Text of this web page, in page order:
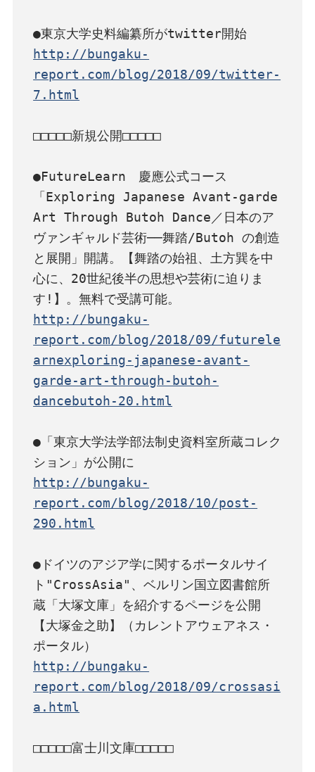
http://bungaku-
report.com/blog/2018/09/twitter-
7.html
□□□□□新規公開□□□□□
●FutureLearn　慶應公式コース
「Exploring Japanese Avant-garde
Art Through Butoh Dance／日本のア
ヴァンギャルド芸術──舞踏/Butoh の創造
と展開」開講。【舞踏の始祖、土方巽を中
心に、20世紀後半の思想や芸術に迫りま
http://bungaku-
report.com/blog/2018/09/futurele
arnexploring-japanese-avant-
garde-art-through-butoh-
dancebutoh-20.html
●「東京大学法学部法制史資料室所蔵コレク
http://bungaku-
report.com/blog/2018/10/post-
290.html
●ドイツのアジア学に関するポータルサイ
ト"CrossAsia"、ベルリン国立図書館所
蔵「大塚文庫」を紹介するページを公開
【大塚金之助】（カレントアウェアネス・
http://bungaku-
report.com/blog/2018/09/crossasi
a.html
□□□□□富士川文庫□□□□□